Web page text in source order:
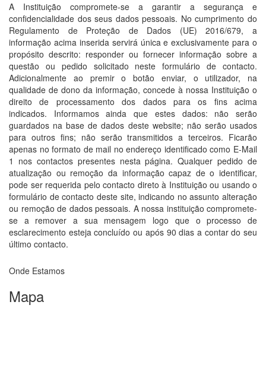
A Instituição compromete-se a garantir a segurança e
confidencialidade dos seus dados pessoais. No cumprimento do
Regulamento de Proteção de Dados (UE) 2016/679, a
informação acima inserida servirá única e exclusivamente para o
propósito descrito: responder ou fornecer informação sobre a
questão ou pedido solicitado neste formulário de contacto.
Adicionalmente ao premir o botão enviar, o utilizador, na
qualidade de dono da informação, concede à nossa Instituição o
direito de processamento dos dados para os fins acima
indicados. Informamos ainda que estes dados: não serão
guardados na base de dados deste website; não serão usados
para outros fins; não serão transmitidos a terceiros. Ficarão
apenas no formato de mail no endereço identificado como E-Mail
1 nos contactos presentes nesta página. Qualquer pedido de
atualização ou remoção da informação capaz de o identificar,
pode ser requerida pelo contacto direto à Instituição ou usando o
formulário de contacto deste site, indicando no assunto alteração
ou remoção de dados pessoais. A nossa instituição compromete-
se a remover a sua mensagem logo que o processo de
esclarecimento esteja concluído ou após 90 dias a contar do seu
último contacto.
Onde Estamos
Mapa